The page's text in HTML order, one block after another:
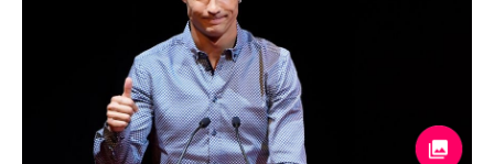
Filme & Serien
Lifestyle
Familie & Liebe